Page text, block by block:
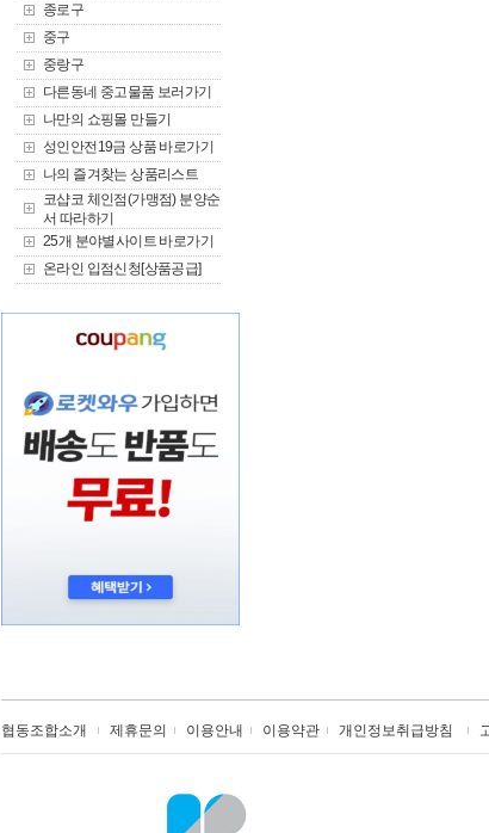
종로구
중구
중랑구
다른동네 중고물품 보러가기
나만의 쇼핑몰 만들기
성인안전19금 상품 바로가기
나의 즐겨찾는 상품리스트
코샵코 체인점(가맹점) 분양순
서 따라하기
25개 분야별사이트 바로가기
온라인 입점신청[상품공급]
협동조합소개 제휴문의 이용안내 이용약관 개인정보취급방침